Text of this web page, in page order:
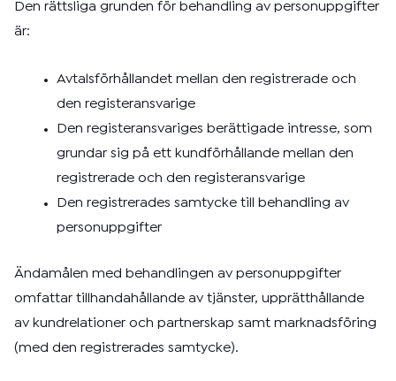
Den rättsliga grunden för behandling av personuppgifter
är:
Avtalsförhållandet mellan den registrerade och
den registeransvarige
Den registeransvariges berättigade intresse, som
grundar sig på ett kundförhållande mellan den
registrerade och den registeransvarige
Den registrerades samtycke till behandling av
personuppgifter
Ändamålen med behandlingen av personuppgifter
omfattar tillhandahållande av tjänster, upprätthållande
av kundrelationer och partnerskap samt marknadsföring
(med den registrerades samtycke).